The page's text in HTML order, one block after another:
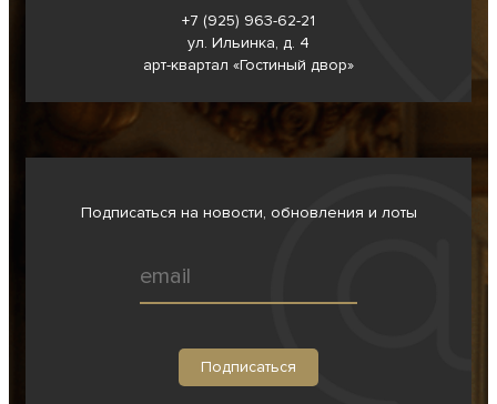
+7 (925) 963-62-21
ул. Ильинка, д. 4
арт-квартал «Гостиный двор»
Подписаться на новости, обновления и лоты